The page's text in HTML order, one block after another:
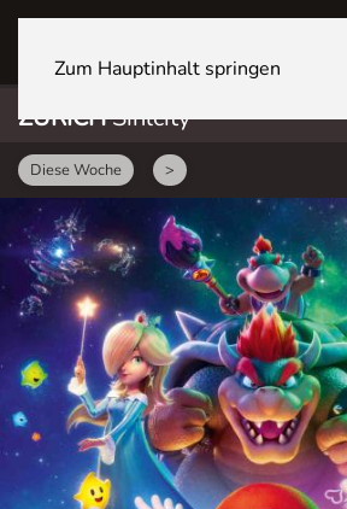
Zum Hauptinhalt springen
ZÜRICHSihlcity
Diese Woche >